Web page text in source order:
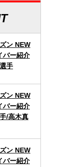
ン NEW
バー紹介
手
ン NEW
バー紹介
/高木真
ン NEW
バー紹介